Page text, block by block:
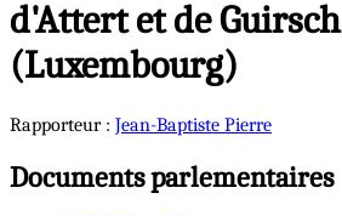
d'Attert et de Guirsch
(Luxembourg)
Rapporteur : Jean-Baptiste Pierre
Documents parlementaires